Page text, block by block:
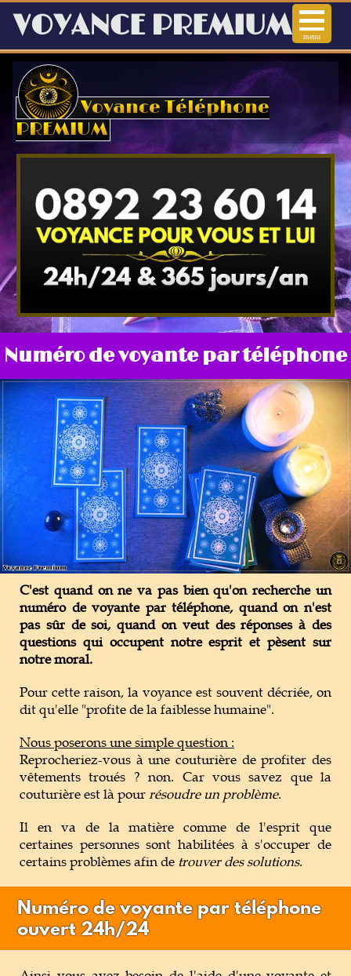
Voyance Téléphone
PREMIUM
menu
VOYANCE PREMIUM
Voyance Audiotel
Voyance téléphone
Arts Divinatoires
Horoscope en ligne
Magie Voyance
Outils de Voyance
Tarot & Oracle
Numéro de voyante par téléphone
C'est quand on ne va pas bien qu'on recherche un
numéro de voyante par téléphone, quand on n'est
pas sûr de soi, quand on veut des réponses à des
questions qui occupent notre esprit et pèsent sur
notre moral.
Pour cette raison, la voyance est souvent décriée, on
dit qu'elle "profite de la faiblesse humaine".
Nous poserons une simple question :
Reprocheriez-vous à une couturière de profiter des
vêtements troués ? non. Car vous savez que la
couturière est là pourrésoudre un problème.
Il en va de la matière comme de l'esprit que
certaines personnes sont habilitées à s'occuper de
certains problèmes afin de trouver des solutions.
Numéro de voyante par téléphone
ouvert 24h/24